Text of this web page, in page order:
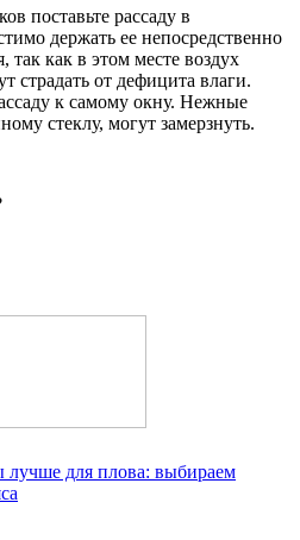
поставьте рассаду в
держать ее непосредственно
так как в этом месте воздух
страдать от дефицита влаги.
к самому окну. Нежные
стеклу, могут замерзнуть.
лучше для плова: выбираем